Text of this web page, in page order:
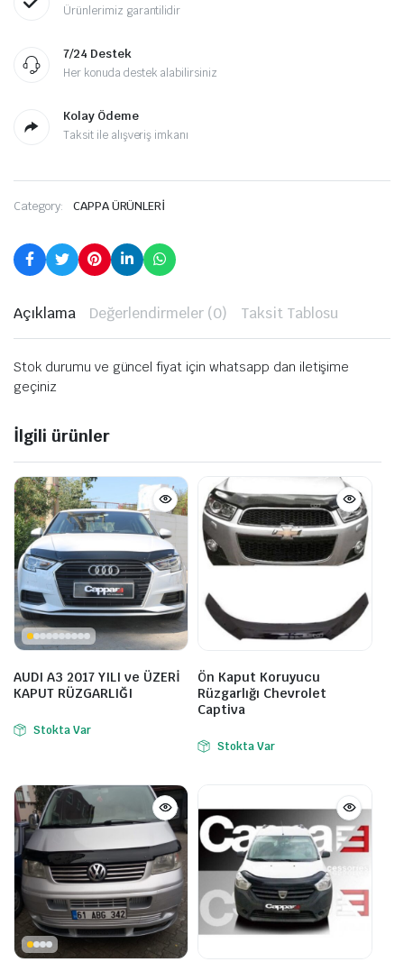
Ürünlerimiz garantilidir
7/24 Destek
Her konuda destek alabilirsiniz
Kolay Ödeme
Taksit ile alışveriş imkanı
Category: CAPPA ÜRÜNLERİ
Açıklama Değerlendirmeler (0) Taksit Tablosu
Stok durumu ve güncel fiyat için whatsapp dan iletişime
geçiniz
İlgili ürünler
AUDI A3 2017 YILI ve ÜZERİ
KAPUT RÜZGARLIĞI
Stokta Var
Ön Kaput Koruyucu
Rüzgarlığı Chevrolet
Captiva
Stokta Var